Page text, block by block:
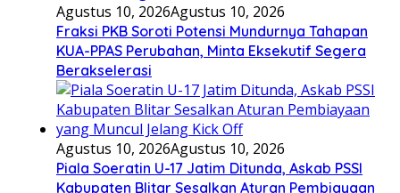
Agustus 10, 2026Agustus 10, 2026
Fraksi PKB Soroti Potensi Mundurnya Tahapan
KUA-PPAS Perubahan, Minta Eksekutif Segera
Berakselerasi
Agustus 10, 2026Agustus 10, 2026
Piala Soeratin U-17 Jatim Ditunda, Askab PSSI
Kabupaten Blitar Sesalkan Aturan Pembiayaan